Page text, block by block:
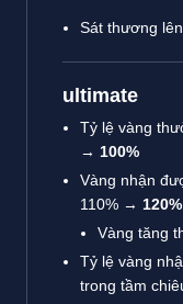
Sát thương
ultimate
Tỷ lệ vàng
→ 100%
Vàng nhận
110% → 120%
Vàng tăng
Tỷ lệ vàng
trong tầm